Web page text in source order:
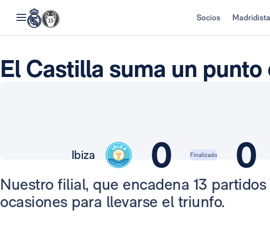
Socios
El Castilla suma un punto
0 0
Ibiza Finalizado
Nuestro filial, que encadena 13
ocasiones para llevarse el triunfo.